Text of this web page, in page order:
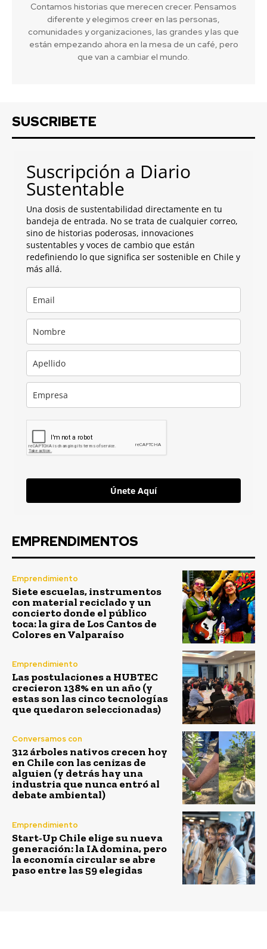
Contamos historias que merecen crecer. Pensamos
diferente y elegimos creer en las personas,
comunidades y organizaciones, las grandes y las que
están empezando ahora en la mesa de un café, pero
que van a cambiar el mundo.
SUSCRIBETE
Suscripción a Diario
Sustentable
Una dosis de sustentabilidad directamente en tu
bandeja de entrada. No se trata de cualquier correo,
sino de historias poderosas, innovaciones
sustentables y voces de cambio que están
redefiniendo lo que significa ser sostenible en Chile y
más allá.
Únete Aquí
EMPRENDIMENTOS
Emprendimiento
Siete escuelas, instrumentos
con material reciclado y un
concierto donde el público
toca: la gira de Los Cantos de
Colores en Valparaíso
Emprendimiento
Las postulaciones a HUBTEC
crecieron 138% en un año (y
estas son las cinco tecnologías
que quedaron seleccionadas)
Conversamos con
312 árboles nativos crecen hoy
en Chile con las cenizas de
alguien (y detrás hay una
industria que nunca entró al
debate ambiental)
Emprendimiento
Start-Up Chile elige su nueva
generación: la IA domina, pero
la economía circular se abre
paso entre las 59 elegidas